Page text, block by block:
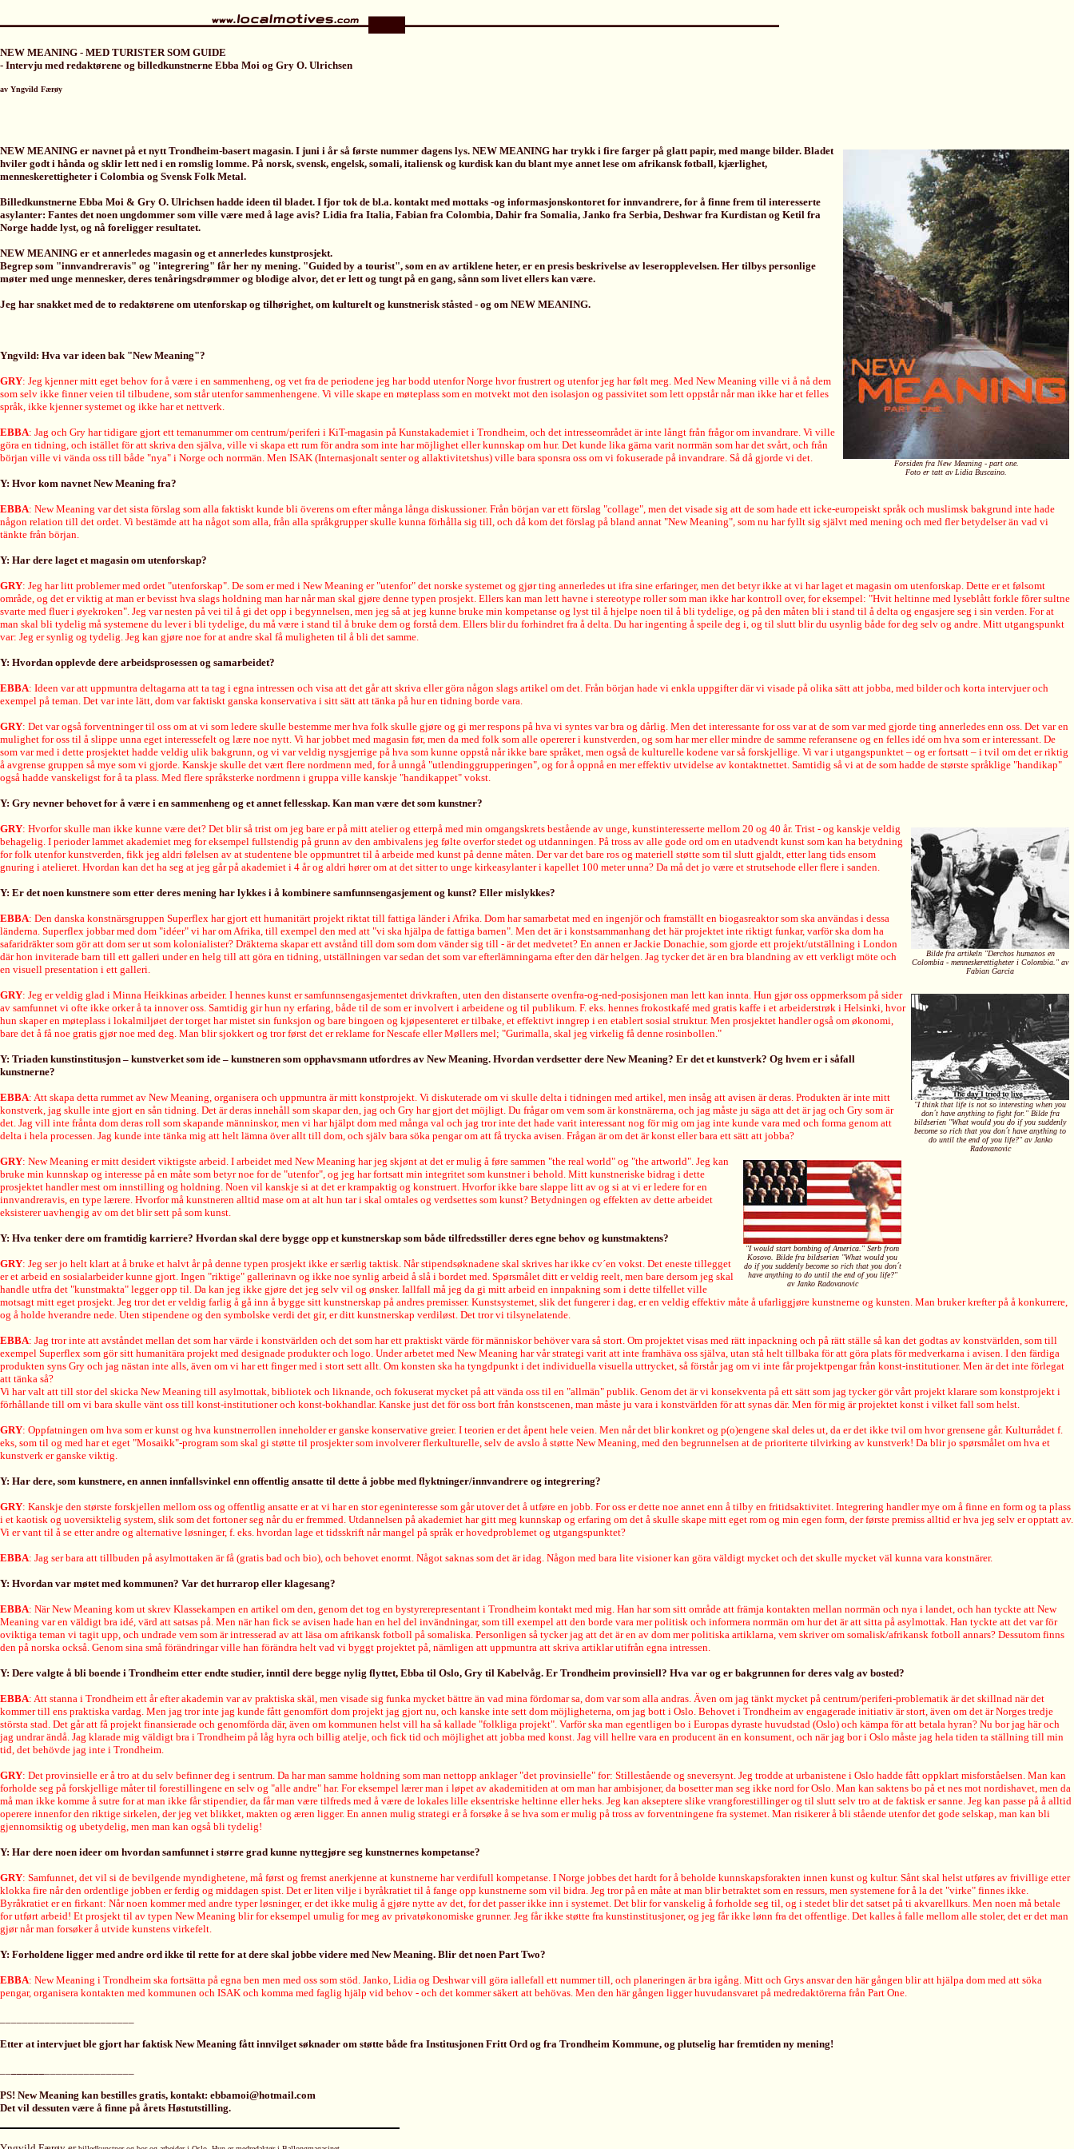
NEW MEANING - MED TURISTER SOM GUIDE
- Intervju med redaktørene og billedkunstnerne Ebba Moi og Gry O. Ulrichsen
av Yngvild Færøy
Forsiden fra New Meaning - part one.
Foto er tatt av Lidia Buscaino.
NEW MEANING er navnet på et nytt Trondheim-basert magasin. I juni i år så første nummer dagens lys. NEW MEANING har trykk i fire farger på glatt papir, med mange bilder. Bladet
hviler godt i hånda og sklir lett ned i en romslig lomme. På norsk, svensk, engelsk, somali, italiensk og kurdisk kan du blant mye annet lese om afrikansk fotball, kjærlighet,
menneskerettigheter i Colombia og Svensk Folk Metal.
Billedkunstnerne Ebba Moi & Gry O. Ulrichsen hadde ideen til bladet. I fjor tok de bl.a. kontakt med mottaks -og informasjonskontoret for innvandrere, for å finne frem til interesserte
asylanter: Fantes det noen ungdommer som ville være med å lage avis? Lidia fra Italia, Fabian fra Colombia, Dahir fra Somalia, Janko fra Serbia, Deshwar fra Kurdistan og Ketil fra
Norge hadde lyst, og nå foreligger resultatet.
NEW MEANING er et annerledes magasin og et annerledes kunstprosjekt.
Begrep som "innvandreravis" og "integrering" får her ny mening. "Guided by a tourist", som en av artiklene heter, er en presis beskrivelse av leseropplevelsen. Her tilbys personlige
møter med unge mennesker, deres tenåringsdrømmer og blodige alvor, det er lett og tungt på en gang, sånn som livet ellers kan være.
Jeg har snakket med de to redaktørene om utenforskap og tilhørighet, om kulturelt og kunstnerisk ståsted - og om NEW MEANING.
Yngvild: Hva var ideen bak "New Meaning"?
GRY: Jeg kjenner mitt eget behov for å være i en sammenheng, og vet fra de periodene jeg har bodd utenfor Norge hvor frustrert og utenfor jeg har følt meg. Med New Meaning ville vi å nå dem
som selv ikke finner veien til tilbudene, som står utenfor sammenhengene. Vi ville skape en møteplass som en motvekt mot den isolasjon og passivitet som lett oppstår når man ikke har et felles
språk, ikke kjenner systemet og ikke har et nettverk.
EBBA: Jag och Gry har tidigare gjort ett temanummer om centrum/periferi i KiT-magasin på Kunstakademiet i Trondheim, och det intresseområdet är inte långt från frågor om invandrare. Vi ville
göra en tidning, och istället för att skriva den själva, ville vi skapa ett rum för andra som inte har möjlighet eller kunnskap om hur. Det kunde lika gärna varit norrmän som har det svårt, och från
början ville vi vända oss till både "nya" i Norge och norrmän. Men ISAK (Internasjonalt senter og allaktivitetshus) ville bara sponsra oss om vi fokuserade på invandrare. Så då gjorde vi det.
Y: Hvor kom navnet New Meaning fra?
EBBA: New Meaning var det sista förslag som alla faktiskt kunde bli överens om efter många långa diskussioner. Från början var ett förslag "collage", men det visade sig att de som hade ett icke-europeiskt språk och muslimsk bakgrund inte hade
någon relation till det ordet. Vi bestämde att ha något som alla, från alla språkgrupper skulle kunna förhålla sig till, och då kom det förslag på bland annat "New Meaning", som nu har fyllt sig självt med mening och med fler betydelser än vad vi
tänkte från början.
Y: Har dere laget et magasin om utenforskap?
GRY: Jeg har litt problemer med ordet "utenforskap". De som er med i New Meaning er "utenfor" det norske systemet og gjør ting annerledes ut ifra sine erfaringer, men det betyr ikke at vi har laget et magasin om utenforskap. Dette er et følsomt
område, og det er viktig at man er bevisst hva slags holdning man har når man skal gjøre denne typen prosjekt. Ellers kan man lett havne i stereotype roller som man ikke har kontroll over, for eksempel: "Hvit heltinne med lyseblått forkle fôrer sultne
svarte med fluer i øyekroken". Jeg var nesten på vei til å gi det opp i begynnelsen, men jeg så at jeg kunne bruke min kompetanse og lyst til å hjelpe noen til å bli tydelige, og på den måten bli i stand til å delta og engasjere seg i sin verden. For at
man skal bli tydelig må systemene du lever i bli tydelige, du må være i stand til å bruke dem og forstå dem. Ellers blir du forhindret fra å delta. Du har ingenting å speile deg i, og til slutt blir du usynlig både for deg selv og andre. Mitt utgangspunkt
var: Jeg er synlig og tydelig. Jeg kan gjøre noe for at andre skal få muligheten til å bli det samme.
Y: Hvordan opplevde dere arbeidsprosessen og samarbeidet?
EBBA: Ideen var att uppmuntra deltagarna att ta tag i egna intressen och visa att det går att skriva eller göra någon slags artikel om det. Från början hade vi enkla uppgifter där vi visade på olika sätt att jobba, med bilder och korta intervjuer och
exempel på teman. Det var inte lätt, dom var faktiskt ganska konservativa i sitt sätt att tänka på hur en tidning borde vara.
GRY: Det var også forventninger til oss om at vi som ledere skulle bestemme mer hva folk skulle gjøre og gi mer respons på hva vi syntes var bra og dårlig. Men det interessante for oss var at de som var med gjorde ting annerledes enn oss. Det var en
mulighet for oss til å slippe unna eget interessefelt og lære noe nytt. Vi har jobbet med magasin før, men da med folk som alle opererer i kunstverden, og som har mer eller mindre de samme referansene og en felles idé om hva som er interessant. De
som var med i dette prosjektet hadde veldig ulik bakgrunn, og vi var veldig nysgjerrige på hva som kunne oppstå når ikke bare språket, men også de kulturelle kodene var så forskjellige. Vi var i utgangspunktet – og er fortsatt – i tvil om det er riktig
å avgrense gruppen så mye som vi gjorde. Kanskje skulle det vært flere nordmenn med, for å unngå "utlendinggrupperingen", og for å oppnå en mer effektiv utvidelse av kontaktnettet. Samtidig så vi at de som hadde de største språklige "handikap"
også hadde vanskeligst for å ta plass. Med flere språksterke nordmenn i gruppa ville kanskje "handikappet" vokst.
Y: Gry nevner behovet for å være i en sammenheng og et annet fellesskap. Kan man være det som kunstner?
Bilde fra artikeln "Derchos humanos en
Colombia - menneskerettigheter i Colombia." av
Fabian Garcia
GRY: Hvorfor skulle man ikke kunne være det? Det blir så trist om jeg bare er på mitt atelier og etterpå med min omgangskrets bestående av unge, kunstinteresserte mellom 20 og 40 år. Trist - og kanskje veldig
behagelig. I perioder lammet akademiet meg for eksempel fullstendig på grunn av den ambivalens jeg følte overfor stedet og utdanningen. På tross av alle gode ord om en utadvendt kunst som kan ha betydning
for folk utenfor kunstverden, fikk jeg aldri følelsen av at studentene ble oppmuntret til å arbeide med kunst på denne måten. Der var det bare ros og materiell støtte som til slutt gjaldt, etter lang tids ensom
gnuring i atelieret. Hvordan kan det ha seg at jeg går på akademiet i 4 år og aldri hører om at det sitter to unge kirkeasylanter i kapellet 100 meter unna? Da må det jo være et strutsehode eller flere i sanden.
Y: Er det noen kunstnere som etter deres mening har lykkes i å kombinere samfunnsengasjement og kunst? Eller mislykkes?
EBBA: Den danska konstnärsgruppen Superflex har gjort ett humanitärt projekt riktat till fattiga länder i Afrika. Dom har samarbetat med en ingenjör och framställt en biogasreaktor som ska användas i dessa
länderna. Superflex jobbar med dom "idéer" vi har om Afrika, till exempel den med att "vi ska hjälpa de fattiga barnen". Men det är i konstsammanhang det här projektet inte riktigt funkar, varför ska dom ha
safaridräkter som gör att dom ser ut som kolonialister? Dräkterna skapar ett avstånd till dom som dom vänder sig till - är det medvetet? En annen er Jackie Donachie, som gjorde ett projekt/utställning i London
där hon inviterade barn till ett galleri under en helg till att göra en tidning, utställningen var sedan det som var efterlämningarna efter den där helgen. Jag tycker det är en bra blandning av ett verkligt möte och
en visuell presentation i ett galleri.
"I think that life is not so interesting when you
don´t have anything to fight for." Bilde fra
bildserien "What would you do if you suddenly
become so rich that you don´t have anything to
do until the end of you life?" av Janko
Radovanovic
GRY: Jeg er veldig glad i Minna Heikkinas arbeider. I hennes kunst er samfunnsengasjementet drivkraften, uten den distanserte ovenfra-og-ned-posisjonen man lett kan innta. Hun gjør oss oppmerksom på sider
av samfunnet vi ofte ikke orker å ta innover oss. Samtidig gir hun ny erfaring, både til de som er involvert i arbeidene og til publikum. F. eks. hennes frokostkafé med gratis kaffe i et arbeiderstrøk i Helsinki, hvor
hun skaper en møteplass i lokalmiljøet der torget har mistet sin funksjon og bare bingoen og kjøpesenteret er tilbake, et effektivt inngrep i en etablert sosial struktur. Men prosjektet handler også om økonomi,
bare det å få noe gratis gjør noe med deg. Man blir sjokkert og tror først det er reklame for Nescafe eller Møllers mel; "Gurimalla, skal jeg virkelig få denne rosinbollen."
Y: Triaden kunstinstitusjon – kunstverket som ide – kunstneren som opphavsmann utfordres av New Meaning. Hvordan verdsetter dere New Meaning? Er det et kunstverk? Og hvem er i såfall
kunstnerne?
EBBA: Att skapa detta rummet av New Meaning, organisera och uppmuntra är mitt konstprojekt. Vi diskuterade om vi skulle delta i tidningen med artikel, men insåg att avisen är deras. Produkten är inte mitt
konstverk, jag skulle inte gjort en sån tidning. Det är deras innehåll som skapar den, jag och Gry har gjort det möjligt. Du frågar om vem som är konstnärerna, och jag måste ju säga att det är jag och Gry som är
det. Jag vill inte frånta dom deras roll som skapande männinskor, men vi har hjälpt dom med många val och jag tror inte det hade varit interessant nog för mig om jag inte kunde vara med och forma genom att
delta i hela processen. Jag kunde inte tänka mig att helt lämna över allt till dom, och själv bara söka pengar om att få trycka avisen. Frågan är om det är konst eller bara ett sätt att jobba?
"I would start bombing of America." Serb from
Kosovo. Bilde fra bildserien "What would you
do if you suddenly become so rich that you don´t
have anything to do until the end of you life?"
av Janko Radovanovic
GRY: New Meaning er mitt desidert viktigste arbeid. I arbeidet med New Meaning har jeg skjønt at det er mulig å føre sammen "the real world" og "the artworld". Jeg kan
bruke min kunnskap og interesse på en måte som betyr noe for de "utenfor", og jeg har fortsatt min integritet som kunstner i behold. Mitt kunstneriske bidrag i dette
prosjektet handler mest om innstilling og holdning. Noen vil kanskje si at det er krampaktig og konstruert. Hvorfor ikke bare slappe litt av og si at vi er ledere for en
innvandreravis, en type lærere. Hvorfor må kunstneren alltid mase om at alt hun tar i skal omtales og verdsettes som kunst? Betydningen og effekten av dette arbeidet
eksisterer uavhengig av om det blir sett på som kunst.
Y: Hva tenker dere om framtidig karriere? Hvordan skal dere bygge opp et kunstnerskap som både tilfredsstiller deres egne behov og kunstmaktens?
GRY: Jeg ser jo helt klart at å bruke et halvt år på denne typen prosjekt ikke er særlig taktisk. Når stipendsøknadene skal skrives har ikke cv´en vokst. Det eneste tillegget
er et arbeid en sosialarbeider kunne gjort. Ingen "riktige" gallerinavn og ikke noe synlig arbeid å slå i bordet med. Spørsmålet ditt er veldig reelt, men bare dersom jeg skal
handle utfra det "kunstmakta" legger opp til. Da kan jeg ikke gjøre det jeg selv vil og ønsker. Iallfall må jeg da gi mitt arbeid en innpakning som i dette tilfellet ville
motsagt mitt eget prosjekt. Jeg tror det er veldig farlig å gå inn å bygge sitt kunstnerskap på andres premisser. Kunstsystemet, slik det fungerer i dag, er en veldig effektiv måte å ufarliggjøre kunstnerne og kunsten. Man bruker krefter på å konkurrere,
og å holde hverandre nede. Uten stipendene og den symbolske verdi det gir, er ditt kunstnerskap verdiløst. Det tror vi tilsynelatende.
EBBA: Jag tror inte att avståndet mellan det som har värde i konstvärlden och det som har ett praktiskt värde för människor behöver vara så stort. Om projektet visas med rätt inpackning och på rätt ställe så kan det godtas av konstvärlden, som till
exempel Superflex som gör sitt humanitära projekt med designade produkter och logo. Under arbetet med New Meaning har vår strategi varit att inte framhäva oss själva, utan stå helt tillbaka för att göra plats för medverkarna i avisen. I den färdiga
produkten syns Gry och jag nästan inte alls, även om vi har ett finger med i stort sett allt. Om konsten ska ha tyngdpunkt i det individuella visuella uttrycket, så förstår jag om vi inte får projektpengar från konst-institutioner. Men är det inte förlegat
att tänka så?
Vi har valt att till stor del skicka New Meaning till asylmottak, bibliotek och liknande, och fokuserat mycket på att vända oss til en "allmän" publik. Genom det är vi konsekventa på ett sätt som jag tycker gör vårt projekt klarare som konstprojekt i
förhållande till om vi bara skulle vänt oss till konst-institutioner och konst-bokhandlar. Kanske just det för oss bort från konstscenen, man måste ju vara i konstvärlden för att synas där. Men för mig är projektet konst i vilket fall som helst.
GRY: Oppfatningen om hva som er kunst og hva kunstnerrollen inneholder er ganske konservative greier. I teorien er det åpent hele veien. Men når det blir konkret og p(o)engene skal deles ut, da er det ikke tvil om hvor grensene går. Kulturrådet f.
eks, som til og med har et eget "Mosaikk"-program som skal gi støtte til prosjekter som involverer flerkulturelle, selv de avslo å støtte New Meaning, med den begrunnelsen at de prioriterte tilvirking av kunstverk! Da blir jo spørsmålet om hva et
kunstverk er ganske viktig.
Y: Har dere, som kunstnere, en annen innfallsvinkel enn offentlig ansatte til dette å jobbe med flyktninger/innvandrere og integrering?
GRY: Kanskje den største forskjellen mellom oss og offentlig ansatte er at vi har en stor egeninteresse som går utover det å utføre en jobb. For oss er dette noe annet enn å tilby en fritidsaktivitet. Integrering handler mye om å finne en form og ta plass
i et kaotisk og uoversiktelig system, slik som det fortoner seg når du er fremmed. Utdannelsen på akademiet har gitt meg kunnskap og erfaring om det å skulle skape mitt eget rom og min egen form, der første premiss alltid er hva jeg selv er opptatt av.
Vi er vant til å se etter andre og alternative løsninger, f. eks. hvordan lage et tidsskrift når mangel på språk er hovedproblemet og utgangspunktet?
EBBA: Jag ser bara att tillbuden på asylmottaken är få (gratis bad och bio), och behovet enormt. Något saknas som det är idag. Någon med bara lite visioner kan göra väldigt mycket och det skulle mycket väl kunna vara konstnärer.
Y: Hvordan var møtet med kommunen? Var det hurrarop eller klagesang?
EBBA: När New Meaning kom ut skrev Klassekampen en artikel om den, genom det tog en bystyrerepresentant i Trondheim kontakt med mig. Han har som sitt område att främja kontakten mellan norrmän och nya i landet, och han tyckte att New
Meaning var en väldigt bra idé, värd att satsas på. Men när han fick se avisen hade han en hel del invändningar, som till exempel att den borde vara mer politisk och informera norrmän om hur det är att sitta på asylmottak. Han tyckte att det var för
oviktiga teman vi tagit upp, och undrade vem som är intresserad av att läsa om afrikansk fotboll på somaliska. Personligen så tycker jag att det är en av dom mer politiska artiklarna, vem skriver om somalisk/afrikansk fotboll annars? Dessutom finns
den på norska också. Genom sina små förändringar ville han förändra helt vad vi byggt projektet på, nämligen att uppmuntra att skriva artiklar utifrån egna intressen.
Y: Dere valgte å bli boende i Trondheim etter endte studier, inntil dere begge nylig flyttet, Ebba til Oslo, Gry til Kabelvåg. Er Trondheim provinsiell? Hva var og er bakgrunnen for deres valg av bosted?
EBBA: Att stanna i Trondheim ett år efter akademin var av praktiska skäl, men visade sig funka mycket bättre än vad mina fördomar sa, dom var som alla andras. Även om jag tänkt mycket på centrum/periferi-problematik är det skillnad när det
kommer till ens praktiska vardag. Men jag tror inte jag kunde fått genomfört dom projekt jag gjort nu, och kanske inte sett dom möjligheterna, om jag bott i Oslo. Behovet i Trondheim av engagerade initiativ är stort, även om det är Norges tredje
största stad. Det går att få projekt finansierade och genomförda där, även om kommunen helst vill ha så kallade "folkliga projekt". Varför ska man egentligen bo i Europas dyraste huvudstad (Oslo) och kämpa för att betala hyran? Nu bor jag här och
jag undrar ändå. Jag klarade mig väldigt bra i Trondheim på låg hyra och billig atelje, och fick tid och möjlighet att jobba med konst. Jag vill hellre vara en producent än en konsument, och när jag bor i Oslo måste jag hela tiden ta ställning till min
tid, det behövde jag inte i Trondheim.
GRY: Det provinsielle er å tro at du selv befinner deg i sentrum. Da har man samme holdning som man nettopp anklager "det provinsielle" for: Stillestående og sneversynt. Jeg trodde at urbanistene i Oslo hadde fått oppklart misforståelsen. Man kan
forholde seg på forskjellige måter til forestillingene en selv og "alle andre" har. For eksempel lærer man i løpet av akademitiden at om man har ambisjoner, da bosetter man seg ikke nord for Oslo. Man kan saktens bo på et nes mot nordishavet, men da
må man ikke komme å sutre for at man ikke får stipendier, da får man være tilfreds med å være de lokales lille eksentriske heltinne eller heks. Jeg kan akseptere slike vrangforestillinger og til slutt selv tro at de faktisk er sanne. Jeg kan passe på å alltid
operere innenfor den riktige sirkelen, der jeg vet blikket, makten og æren ligger. En annen mulig strategi er å forsøke å se hva som er mulig på tross av forventningene fra systemet. Man risikerer å bli stående utenfor det gode selskap, man kan bli
gjennomsiktig og ubetydelig, men man kan også bli tydelig!
Y: Har dere noen ideer om hvordan samfunnet i større grad kunne nyttegjøre seg kunstnernes kompetanse?
GRY: Samfunnet, det vil si de bevilgende myndighetene, må først og fremst anerkjenne at kunstnerne har verdifull kompetanse. I Norge jobbes det hardt for å beholde kunnskapsforakten innen kunst og kultur. Sånt skal helst utføres av frivillige etter
klokka fire når den ordentlige jobben er ferdig og middagen spist. Det er liten vilje i byråkratiet til å fange opp kunstnerne som vil bidra. Jeg tror på en måte at man blir betraktet som en ressurs, men systemene for å la det "virke" finnes ikke.
Byråkratiet er en firkant: Når noen kommer med andre typer løsninger, er det ikke mulig å gjøre nytte av det, for det passer ikke inn i systemet. Det blir for vanskelig å forholde seg til, og i stedet blir det satset på ti akvarellkurs. Men noen må betale
for utført arbeid! Et prosjekt til av typen New Meaning blir for eksempel umulig for meg av privatøkonomiske grunner. Jeg får ikke støtte fra kunstinstitusjoner, og jeg får ikke lønn fra det offentlige. Det kalles å falle mellom alle stoler, det er det man
gjør når man forsøker å utvide kunstens virkefelt.
Y: Forholdene ligger med andre ord ikke til rette for at dere skal jobbe videre med New Meaning. Blir det noen Part Two?
EBBA: New Meaning i Trondheim ska fortsätta på egna ben men med oss som stöd. Janko, Lidia og Deshwar vill göra iallefall ett nummer till, och planeringen är bra igång. Mitt och Grys ansvar den här gången blir att hjälpa dom med att söka
pengar, organisera kontakten med kommunen och ISAK och komma med faglig hjälp vid behov - och det kommer säkert att behövas. Men den här gången ligger huvudansvaret på medredaktörerna från Part One.
Etter at intervjuet ble gjort har faktisk New Meaning fått innvilget søknader om støtte både fra Institusjonen Fritt Ord og fra Trondheim Kommune, og plutselig har fremtiden ny mening!
PS! New Meaning kan bestilles gratis, kontakt: ebbamoi@hotmail.com
Det vil dessuten være å finne på årets Høstutstilling.